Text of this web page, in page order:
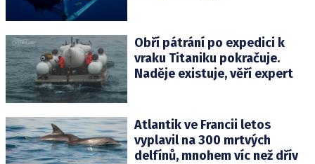
Obří pátrání po expedici k
vraku Titaniku pokračuje.
Naděje existuje, věří expert
Atlantik ve Francii letos
vyplavil na 300 mrtvých
delfínů, mnohem víc než dřív